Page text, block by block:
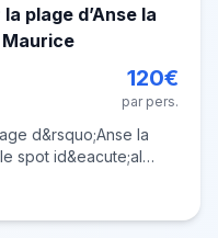
plage d’Anse la
Maurice
120€
par pers.
d&rsquo;Anse la
spot id&eacute;al
soyez un grand
d&eacute;j&agrave